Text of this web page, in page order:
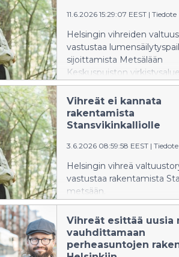
16.6.2026.
11.6.2026 15:29:07 EEST | Tiedote
Helsingin vihreiden
vastustaa
sijoittamista Metsälään
Keskuspuiston
päättää Metsäläntien
lumenvastaanottopaikan
kokouksessaan 16.6.2026.
Vihreät ei kannata
rakentamista
Stansvikinkalliolle
3.6.2026 08:59:58 EEST | Tiedote
Helsingin vihreä
vastustaa rakentamista
metsään.
käsittelyssä on parhaillaan
Stansvikinkallion itäosan
kaavaehdotus, jossa
metsään ehdotetaan
Vihreät esittää uusia
vauhdittamaan
perheasuntojen